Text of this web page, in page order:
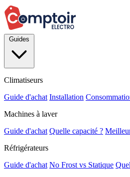
Climatiseurs
Guide d'achat Installation
Machines à laver
Guide d'achat Quelle capacité ?
Réfrigérateurs
Guide d'achat No Frost vs Statique